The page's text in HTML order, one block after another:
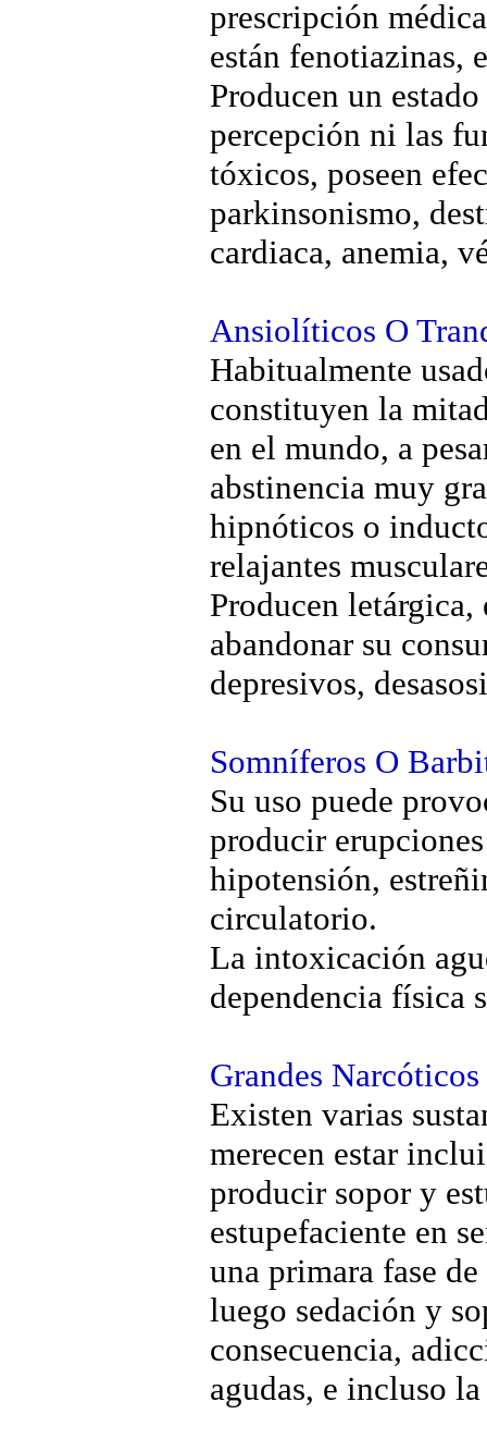
prescripción
están fenotiazinas,
Producen un
percepción ni las
tóxicos, poseen
parkinsonismo,
cardiaca, anemia,
Ansiolíticos O
Habitualmente
constituyen la
en el mundo, a
abstinencia muy
hipnóticos o
relajantes
Producen
abandonar su
depresivos,
Somníferos O
Su uso puede
producir
hipotensión,
circulatorio.
La intoxicación
dependencia física
Grandes Narcóticos
Existen varias
merecen estar
producir sopor y
estupefaciente en
una primara fase
luego sedación y
consecuencia,
agudas, e incluso